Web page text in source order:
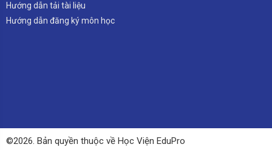
Hướng dẫn tải tài liệu
Hướng dẫn đăng ký môn học
©2026. Bản quyền thuộc về Học Viện EduPro